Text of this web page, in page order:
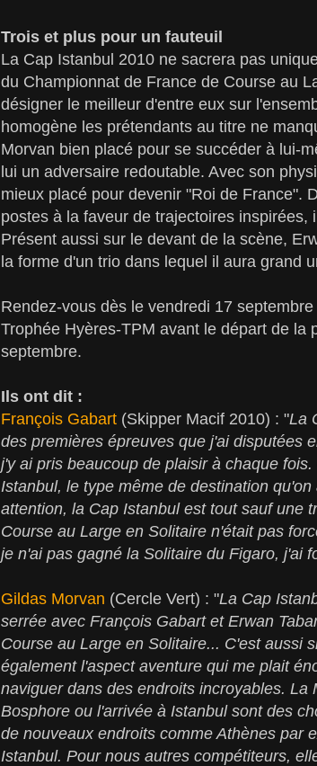
Trois et plus pour un fauteuil
La Cap Istanbul 2010 ne sacrera pas
du Championnat de France de Course au
désigner le meilleur d'entre eux sur
homogène les prétendants au titre ne
Morvan bien placé pour se succéder à lui-
lui un adversaire redoutable. Avec son
mieux placé pour devenir "Roi de France".
postes à la faveur de trajectoires
Présent aussi sur le devant de la scène,
la forme d'un trio dans lequel il aura grand
Rendez-vous dès le vendredi 17
Trophée Hyères-TPM avant le départ de
septembre.
Ils ont dit :
François Gabart (Skipper Macif 2010) : "La
des premières épreuves que j'ai disputées
j'y ai pris beaucoup de plaisir à chaque
Istanbul, le type même de destination
attention, la Cap Istanbul est tout sauf une
Course au Large en Solitaire n'était pas
je n'ai pas gagné la Solitaire du Figaro, j'ai
Gildas Morvan (Cercle Vert) : "La Cap
serrée avec François Gabart et Erwan
Course au Large en Solitaire... C'est aussi
également l'aspect aventure qui me plait
naviguer dans des endroits incroyables.
Bosphore ou l'arrivée à Istanbul sont des
de nouveaux endroits comme Athènes par
Istanbul. Pour nous autres compétiteurs,